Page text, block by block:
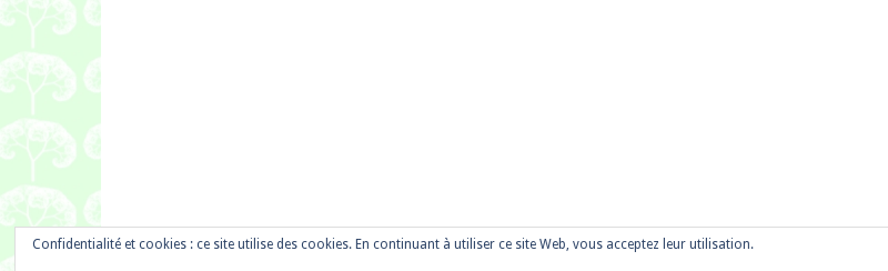
Confidentialité et cookies : ce site utilise des cookies. En continuant à utiliser ce site Web, vous acceptez leur utilisation.